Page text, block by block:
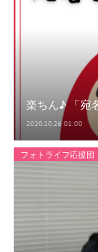
楽ちん♪ 「宛
2020.10.26 01:00
フォトライフ応援団